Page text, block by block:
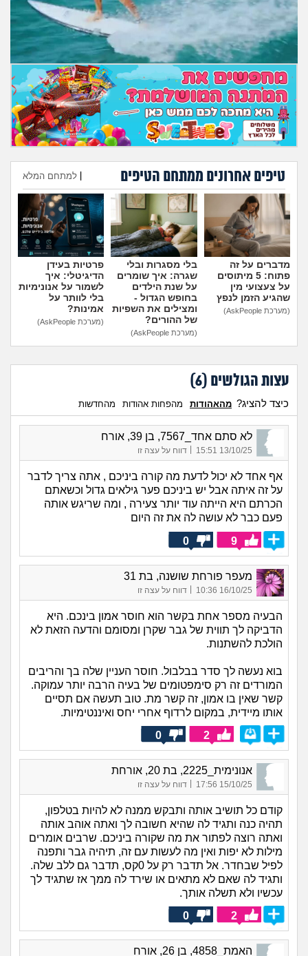
פיננסי וכלכלה
בין הסדינים
חיות מחמד
יוקר המחיה
טיפים אחרונים ממתחם הטיפים למתחם המלא
הוספת טיפ
מדברים על זה
פתוח: 5 מיתוסים
על צעצועי מין
שהגיע הזמן לנפץ
(מערכת AskPeople)
בלי מסגרות ובלי
שגרה: איך שומרים
על שנת הילדים
בחופש הגדול -
ומצילים את השפיות
של ההורים?
(מערכת AskPeople)
פרטיות בעידן
הדיגיטלי: איך
לשמור על אנונימיות
בלי לוותר על
אמינות?
(מערכת AskPeople)
עצות הגולשים (6
)
כיצד להציג? מהאהודות מהפחות אהודות מהחדשות
לא סתם אחד_7567, בן 39, אורח
13/10/25 15:51 דווח על עצה זו
אף אחד לא יכול לדעת מה קורה ביניכם , אתה צריך לדבר
על זה איתה אבל יש ביניכם פער גילאים גדול וכשאתם
הכרתם היא הייתה עוד יותר צעירה , ומה שריגש אותה
פעם כבר לא עושה לה את זה היום
9
0
מעפר פורחת שושנה, בת 31
16/10/25 10:36
| דווח על עצה זו
הבעיה מספר אחת בקשר הוא חוסר אמון בינכם. היא
הדביקה לך תווית של גבר שקרן ומסומם והדעה הזאת לא
הולכת להשתנות.
בוא נעשה לך סדר בבלבול. חוסר העניין שלה בך והריבים
המורדים זה רק סימפטומים של בעיה הרבה יותר עמוקה.
קשר שאין בו אמון, זה קשר מת. טוב תעשה אם תסיים
אותו מיידית, במקום לרדוף אחרי יחס ואיננטימיות.
2
0
אנונימית_2225, בת 20, אורחת
15/10/25 17:56
| דווח על עצה זו
קודם כל תושיב אותה ותבקש ממנה לא להיות בטלפון,
תהיה כנה ותגיד לה שהיא חשובה לך ואתה אוהב אותה
ואתה רוצה לפתור את מה שקורה ביניכם. שרבים אומרים
מילות לא יפות ואין מה לעשות עם זה, תיהיה גבר ותפנה
לפיל שבחדר. אל תדבר רק על 0קס, תדבר גם ללב שלה.
ותגיד לה שאם לא מתאים או שירד לה ממך אז שתגיד לך
עכשיו ולא תשלה אותך.
2
0
האמת_4858, בן 26, אורח